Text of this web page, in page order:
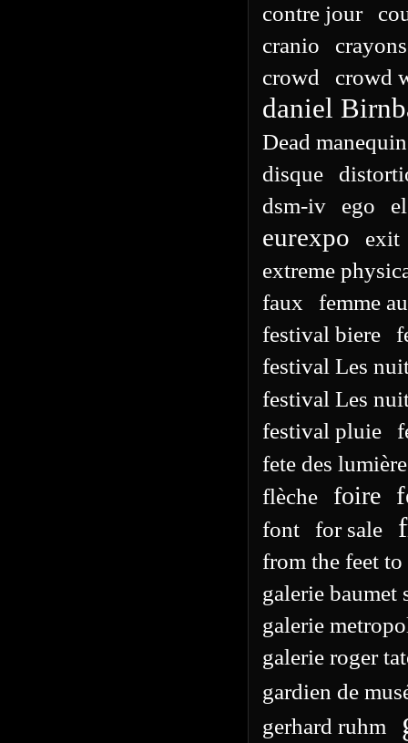
contre jour
cranio
crowd
crowd
daniel
Dead
disque
dsm-iv
ego
eurexpo
exit
extreme
faux
femme
festival biere
festival Les
festival Les
festival pluie
fete des
flèche
foire
font for sale
from the feet
galerie baumet
galerie
galerie roger
gardien de
gerhard ruhm